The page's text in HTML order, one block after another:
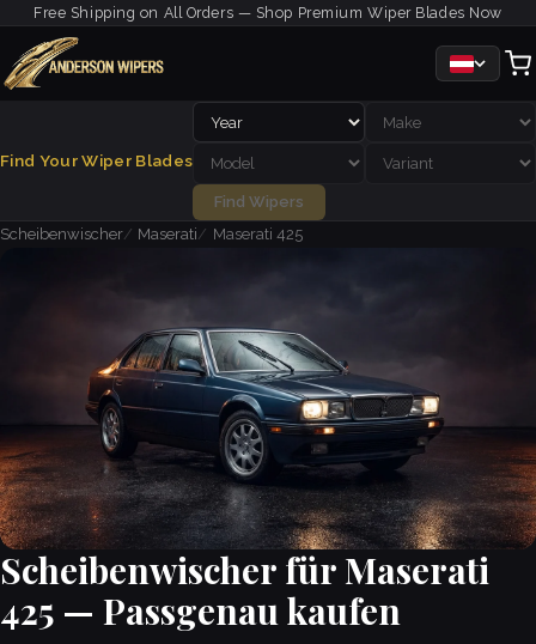
Free Shipping on All Orders — Shop Premium Wiper Blades Now
Find Your Wiper Blades
Find Wipers
Scheibenwischer
Maserati Maserati 425
Scheibenwischer für Maserati
425 — Passgenau kaufen